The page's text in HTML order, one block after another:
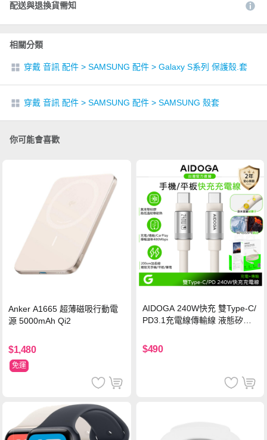
配送與退換貨需知
相關分類
穿戴 音訊 配件 > SAMSUNG 配件 > Galaxy S系列 保護殼.套
穿戴 音訊 配件 > SAMSUNG 配件 > SAMSUNG 殼套
你可能會喜歡
Anker A1665 超薄磁吸行動電
源 5000mAh Qi2
$1,480
免運
AIDOGA 240W快充 雙Type-C/
PD3.1充電線傳輸線 液態矽膠
機/平板/筆電
$490